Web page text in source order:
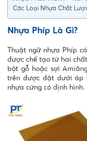
Các Loại Nhựa Chất
Nhựa Phíp Là Gì?
Thuật ngữ nhựa Phíp
được chế tạo từ hai
bột gỗ hoặc sợi
trên được đặt dưới áp
nhựa cứng có định hình.